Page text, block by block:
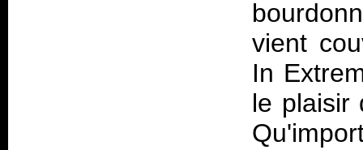
vient
In
le plaisir